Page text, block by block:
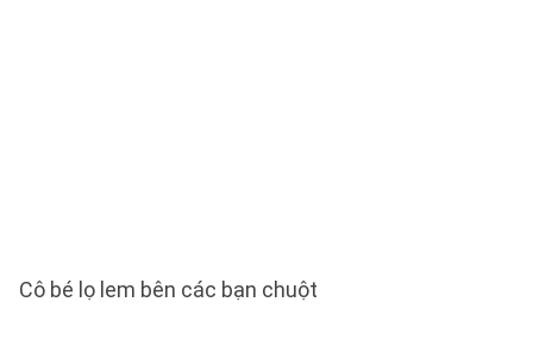
Cô bé lọ lem bên các bạn chuột